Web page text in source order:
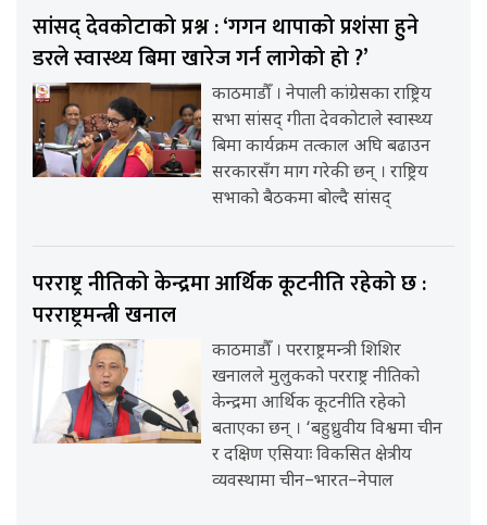
सांसद् देवकोटाको प्रश्न : ‘गगन थापाको प्रशंसा हुने
डरले स्वास्थ्य बिमा खारेज गर्न लागेको हो ?’
काठमाडौँ । नेपाली कांग्रेसका राष्ट्रिय
सभा सांसद् गीता देवकोटाले स्वास्थ्य
बिमा कार्यक्रम तत्काल अघि बढाउन
सरकारसँग माग गरेकी छन् । राष्ट्रिय
सभाको बैठकमा बोल्दै सांसद्
परराष्ट्र नीतिको केन्द्रमा आर्थिक कूटनीति रहेको छ :
परराष्ट्रमन्त्री खनाल
काठमाडौँ । परराष्ट्रमन्त्री शिशिर
खनालले मुलुकको परराष्ट्र नीतिको
केन्द्रमा आर्थिक कूटनीति रहेको
बताएका छन् । ‘बहुध्रुवीय विश्वमा चीन
र दक्षिण एसियाः विकसित क्षेत्रीय
व्यवस्थामा चीन–भारत–नेपाल